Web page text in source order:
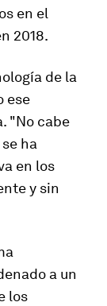
en el
2018.
de la
ese
"No cabe
ha
en los
y sin
a un
los